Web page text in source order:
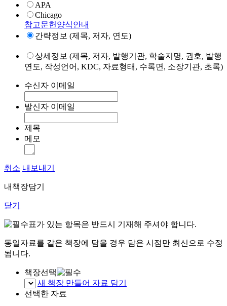
APA
Chicago
참고문헌양식안내
간략정보 (제목, 저자, 연도)
상세정보 (제목, 저자, 발행기관, 학술지명, 권호, 발행
연도, 작성언어, KDC, 자료형태, 수록면, 소장기관, 초록)
수신자 이메일
발신자 이메일
제목
메모
취소 내보내기
내책장담기
닫기
표가 있는 항목은 반드시 기재해 주셔야 합니다.
동일자료를 같은 책장에 담을 경우 담은 시점만 최신으로 수정
됩니다.
책장선택
새 책장 만들어 자료 담기
선택한 자료